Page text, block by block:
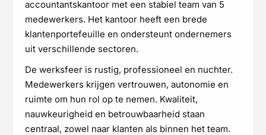
accountantskantoor met een stabiel team van 5
medewerkers. Het kantoor heeft een brede
klantenportefeuille en ondersteunt ondernemers
uit verschillende sectoren.
De werksfeer is rustig, professioneel en nuchter.
Medewerkers krijgen vertrouwen, autonomie en
ruimte om hun rol op te nemen. Kwaliteit,
nauwkeurigheid en betrouwbaarheid staan
centraal, zowel naar klanten als binnen het team.